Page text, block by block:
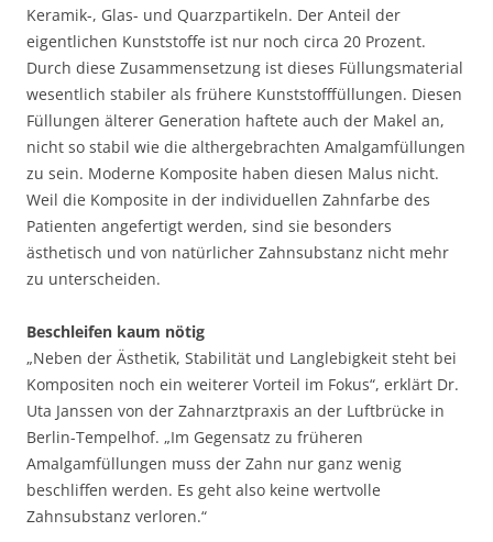
Keramik-, Glas- und Quarzpartikeln. Der Anteil der
eigentlichen Kunststoffe ist nur noch circa 20 Prozent.
Durch diese Zusammensetzung ist dieses Füllungsmaterial
wesentlich stabiler als frühere Kunststofffüllungen. Diesen
Füllungen älterer Generation haftete auch der Makel an,
nicht so stabil wie die althergebrachten Amalgamfüllungen
zu sein. Moderne Komposite haben diesen Malus nicht.
Weil die Komposite in der individuellen Zahnfarbe des
Patienten angefertigt werden, sind sie besonders
ästhetisch und von natürlicher Zahnsubstanz nicht mehr
zu unterscheiden.
Beschleifen kaum nötig
„Neben der Ästhetik, Stabilität und Langlebigkeit steht bei
Kompositen noch ein weiterer Vorteil im Fokus“, erklärt Dr.
Uta Janssen von der Zahnarztpraxis an der Luftbrücke in
Berlin-Tempelhof. „Im Gegensatz zu früheren
Amalgamfüllungen muss der Zahn nur ganz wenig
beschliffen werden. Es geht also keine wertvolle
Zahnsubstanz verloren.“